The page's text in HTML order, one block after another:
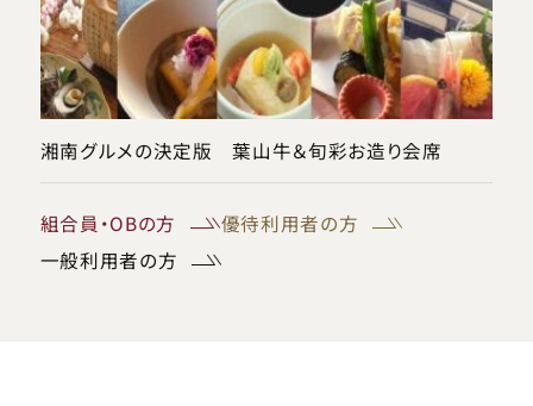
湘南グルメの決定版 葉山牛＆旬彩お造り会席
組合員・OBの方
優待利用者の方
一般利用者の方